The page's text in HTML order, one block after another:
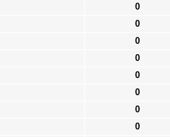
0
0
0
0
0
0
0
0